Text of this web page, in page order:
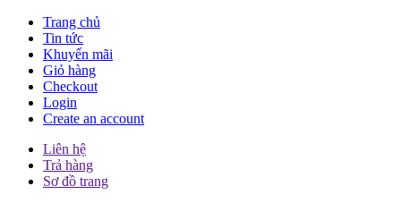
Trang chủ
Tin tức
Khuyến mãi
Giỏ hàng
Checkout
Login
Create an account
Liên hệ
Trả hàng
Sơ đồ trang